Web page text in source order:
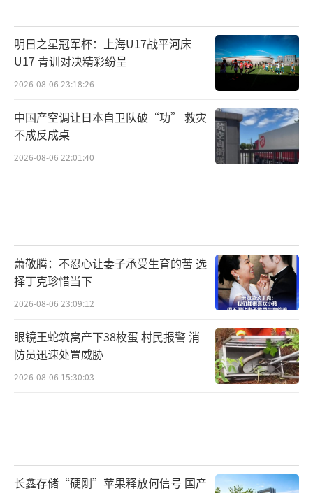
明日之星冠军杯：上海U17战平河床
U17 青训对决精彩纷呈
2026-08-06 23:18:26
中国产空调让日本自卫队破“功” 救灾
不成反成桌
2026-08-06 22:01:40
萧敬腾：不忍心让妻子承受生育的苦 选
择丁克珍惜当下
2026-08-06 23:09:12
眼镜王蛇筑窝产下38枚蛋 村民报警 消
防员迅速处置威胁
2026-08-06 15:30:03
长鑫存储“硬刚”苹果释放何信号 国产